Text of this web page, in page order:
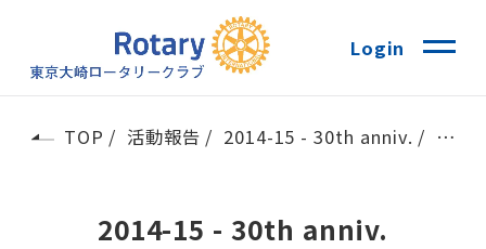
Login
TOP 活動報告 2014-15 - 30th anniv. 卓話
2014-15 - 30th anniv.